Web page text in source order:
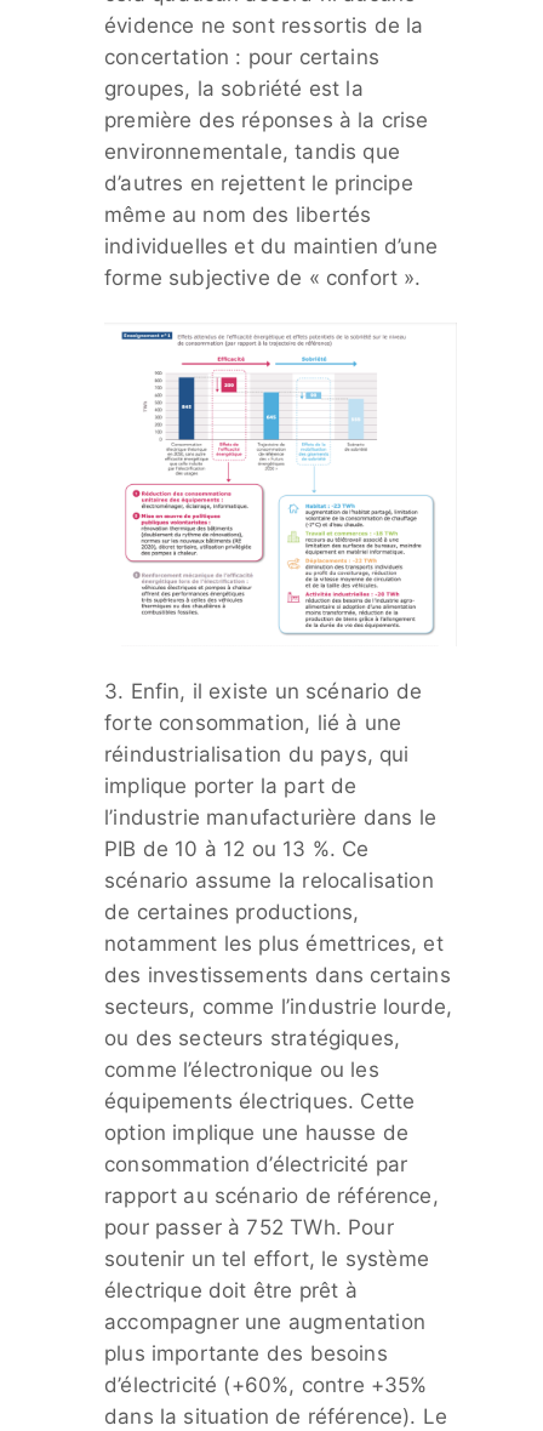
évidence ne sont ressortis de la
concertation : pour certains
groupes, la sobriété est la
première des réponses à la crise
environnementale, tandis que
d’autres en rejettent le principe
même au nom des libertés
individuelles et du maintien d’une
forme subjective de « confort ».
3. Enfin, il existe un scénario de
forte consommation, lié à une
réindustrialisation du pays, qui
implique porter la part de
l’industrie manufacturière dans le
PIB de 10 à 12 ou 13 %. Ce
scénario assume la relocalisation
de certaines productions,
notamment les plus émettrices, et
des investissements dans certains
secteurs, comme l’industrie lourde,
ou des secteurs stratégiques,
comme l’électronique ou les
équipements électriques. Cette
option implique une hausse de
consommation d’électricité par
rapport au scénario de référence,
pour passer à 752 TWh. Pour
soutenir un tel effort, le système
électrique doit être prêt à
accompagner une augmentation
plus importante des besoins
d’électricité (+60%, contre +35%
dans la situation de référence). Le